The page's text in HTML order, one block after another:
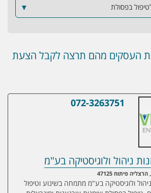
בפסולת ▼
העסקים מהם תרצה לקבל הצעת
ורידיס פתרונות ניהול ולוגיסטיקה בע"מ
072-3263751
ניהול ולוגיסטיקה בע"מ
ולוגיסטיקה בע"מ מתמחה בשינוע וטיפול